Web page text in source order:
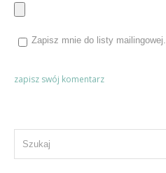
Zapisz mnie do listy mailingowej.